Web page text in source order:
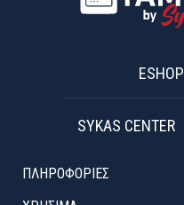
ESHOP
SYKAS CENTER
ΠΛΗΡΟΦΟΡΙΕΣ